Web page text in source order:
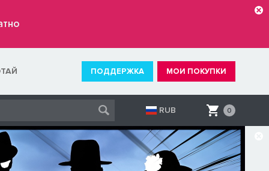
ПОДДЕРЖКА МОИ ПОКУПКИ
RUB 0